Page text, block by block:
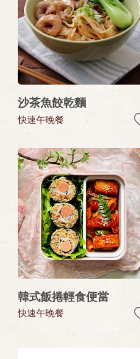
沙茶魚餃乾麵
快速午晚餐
韓式飯捲輕食便當
快速午晚餐